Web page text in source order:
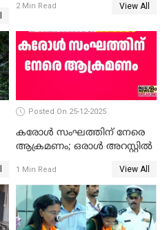
2 Min Read View All
Posted On 25-12-2025
കരോള്‍ സംഘത്തിന് നേരെ
ആക്രമണം; ഒരാള്‍ അറസ്റ്റില്‍
1 Min Read View All